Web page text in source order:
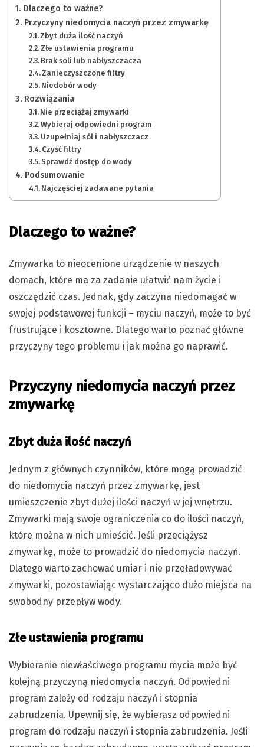
Dlaczego to ważne?
Przyczyny niedomycia naczyń przez zmywarkę
Zbyt duża ilość naczyń
Złe ustawienia programu
Brak soli lub nabłyszczacza
Zanieczyszczone filtry
Niedobór wody
Rozwiązania
Nie przeciążaj zmywarki
Wybieraj odpowiedni program
Uzupełniaj sól i nabłyszczacz
Czyść filtry
Sprawdź dostęp do wody
Podsumowanie
Najczęściej zadawane pytania
Dlaczego to ważne?
Zmywarka to nieocenione urządzenie w naszych
domach, które ma za zadanie ułatwić nam życie i
oszczędzić czas. Jednak, gdy zaczyna niedomagać w
swojej podstawowej funkcji – myciu naczyń, może to być
frustrujące i kosztowne. Dlatego warto poznać główne
przyczyny tego problemu i jak można go naprawić.
Przyczyny niedomycia naczyń przez
zmywarkę
Zbyt duża ilość naczyń
Jednym z głównych czynników, które mogą prowadzić
do niedomycia naczyń przez zmywarkę, jest
umieszczenie zbyt dużej ilości naczyń w jej wnętrzu.
Zmywarki mają swoje ograniczenia co do ilości naczyń,
które można w nich umieścić. Jeśli przeciążysz
zmywarkę, może to prowadzić do niedomycia naczyń.
Dlatego warto zachować umiar i nie przeładowywać
zmywarki, pozostawiając wystarczająco dużo miejsca na
swobodny przepływ wody.
Złe ustawienia programu
Wybieranie niewłaściwego programu mycia może być
kolejną przyczyną niedomycia naczyń. Odpowiedni
program zależy od rodzaju naczyń i stopnia
zabrudzenia. Upewnij się, że wybierasz odpowiedni
program do rodzaju naczyń i stopnia zabrudzenia. Jeśli